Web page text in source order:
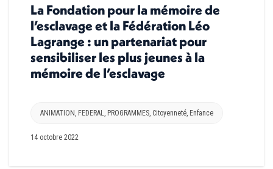
La Fondation pour la mémoire de
l’esclavage et la Fédération Léo
Lagrange : un partenariat pour
sensibiliser les plus jeunes à la
mémoire de l’esclavage
ANIMATION FEDERAL PROGRAMMES Citoyenneté Enfance
14 octobre 2022